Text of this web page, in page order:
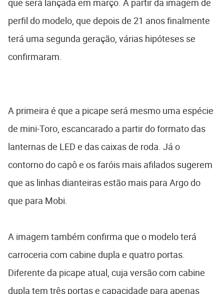
que será lançada em março. A partir da imagem de
perfil do modelo, que depois de 21 anos finalmente
terá uma segunda geração, várias hipóteses se
confirmaram.
A primeira é que a picape será mesmo uma espécie
de mini-Toro, escancarado a partir do formato das
lanternas de LED e das caixas de roda. Já o
contorno do capô e os faróis mais afilados sugerem
que as linhas dianteiras estão mais para Argo do
que para Mobi.
A imagem também confirma que o modelo terá
carroceria com cabine dupla e quatro portas.
Diferente da picape atual, cuja versão com cabine
dupla tem três portas e capacidade para apenas